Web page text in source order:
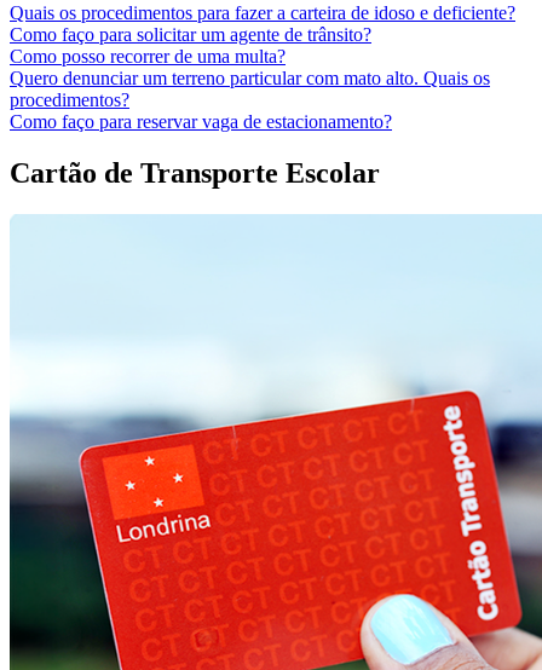
Quais os procedimentos para fazer a carteira de idoso e deficiente?
Como faço para solicitar um agente de trânsito?
Como posso recorrer de uma multa?
Quero denunciar um terreno particular com mato alto. Quais os
procedimentos?
Como faço para reservar vaga de estacionamento?
Cartão de Transporte Escolar